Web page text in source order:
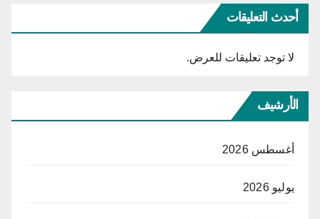
أحدث التعليقات
لا توجد تعليقات للعرض.
الأرشيف
أغسطس 2026
يوليو 2026